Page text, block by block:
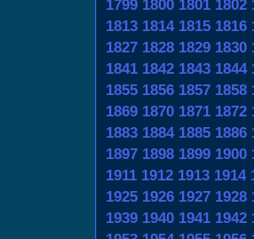
1799 1800 1801 1802
1813 1814 1815 1816
1827 1828 1829 1830
1841 1842 1843 1844
1855 1856 1857 1858
1869 1870 1871 1872
1883 1884 1885 1886
1897 1898 1899 1900
1911 1912 1913 1914
1925 1926 1927 1928
1939 1940 1941 1942